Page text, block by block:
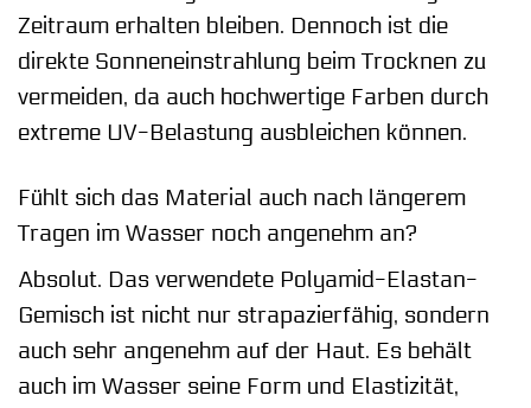
Zeitraum erhalten bleiben. Dennoch ist die
direkte Sonneneinstrahlung beim Trocknen zu
vermeiden, da auch hochwertige Farben durch
extreme UV-Belastung ausbleichen können.
Fühlt sich das Material auch nach längerem
Tragen im Wasser noch angenehm an?
Absolut. Das verwendete Polyamid-Elastan-
Gemisch ist nicht nur strapazierfähig, sondern
auch sehr angenehm auf der Haut. Es behält
auch im Wasser seine Form und Elastizität,